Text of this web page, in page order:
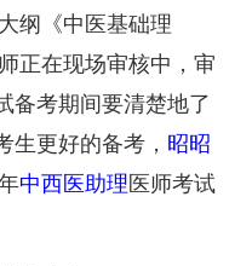
纲《中医基础理
正在现场审核中，审
备考期间要清楚地了
更好的备考， 昭昭
中西医助理医师考试